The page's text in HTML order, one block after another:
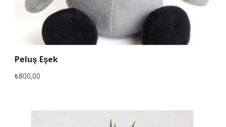
Peluş Eşek
₺800,00